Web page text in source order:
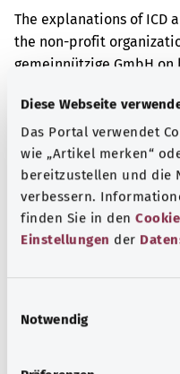
Diese Webseite
Das Portal verwendet
wie „Artikel merken“
bereitzustellen und die
verbessern.
finden Sie in den
Einstellungen der
Notwendig
The explanations of ICD
the non-profit
gemeinnützige GmbH
Kapsamlı bilgi
Diğer yazılar